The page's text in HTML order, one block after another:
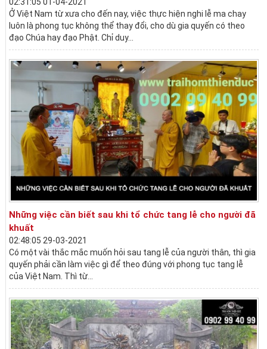
Ở Việt Nam từ xưa cho đến nay, việc thực hiện nghi lễ ma chay
luôn là phong tục không thể thay đổi, cho dù gia quyến có theo
đạo Chúa hay đạo Phật. Chỉ duy...
Những việc cần biết sau khi tổ chức tang lễ cho người đã
khuất
02:48:05 29-03-2021
Có một vài thắc mắc muốn hỏi sau tang lễ của người thân, thì gia
quyến phải cần làm việc gì để theo đúng với phong tục tang lễ
của Việt Nam. Thì từ...